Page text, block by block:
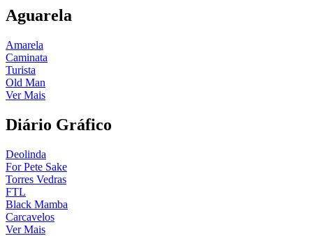
Aguarela
Amarela
Caminata
Turista
Old Man
Ver Mais
Diário Gráfico
Deolinda
For Pete Sake
Torres Vedras
FTL
Black Mamba
Carcavelos
Ver Mais